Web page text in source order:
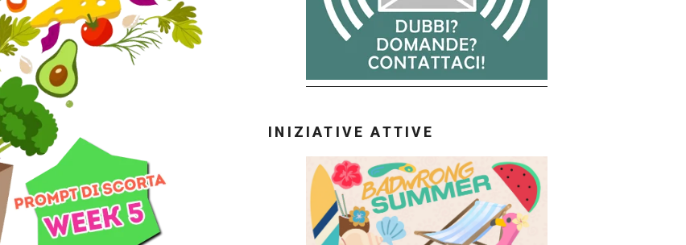
INIZIATIVE ATTIVE